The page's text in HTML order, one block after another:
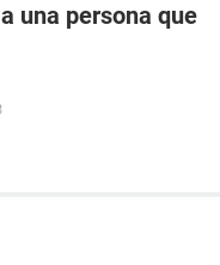
una persona que